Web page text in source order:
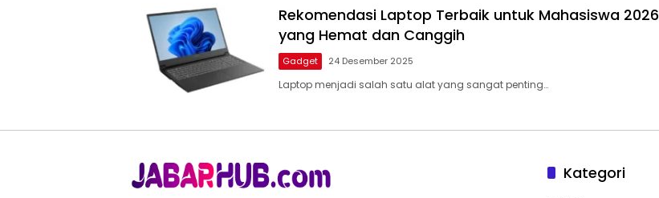
Rekomendasi Laptop Terbaik untuk Mahasiswa 2026
yang Hemat dan Canggih
Gadget 24 Desember 2025
Laptop menjadi salah satu alat yang sangat penting…
Kategori